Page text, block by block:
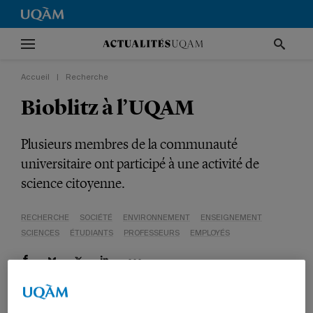
Accueil Recherche
Bioblitz à l’UQAM
Plusieurs membres de la communauté
universitaire ont participé à une activité de
science citoyenne.
RECHERCHE SOCIÉTÉ ENVIRONNEMENT
ENSEIGNEMENT
SCIENCES
ÉTUDIANTS PROFESSEURS EMPLOYÉS